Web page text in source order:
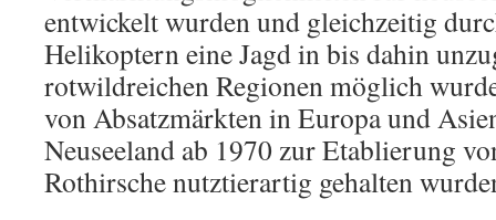
entwickelt wurden und gleichzeitig
Helikoptern eine Jagd in bis dahin
rotwildreichen Regionen möglich
von Absatzmärkten in Europa und
Neuseeland ab 1970 zur Etablierung
Rothirsche nutztierartig gehalten